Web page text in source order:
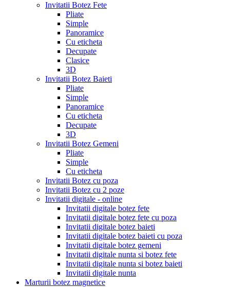
Invitatii Botez Fete
Pliate
Simple
Panoramice
Cu eticheta
Decupate
Clasice
3D
Invitatii Botez Baieti
Pliate
Simple
Panoramice
Cu eticheta
Decupate
3D
Invitatii Botez Gemeni
Pliate
Simple
Cu eticheta
Invitatii Botez cu poza
Invitatii Botez cu 2 poze
Invitatii digitale - online
Invitatii digitale botez fete
Invitatii digitale botez fete cu poza
Invitatii digitale botez baieti
Invitatii digitale botez baieti cu poza
Invitatii digitale botez gemeni
Invitatii digitale nunta si botez fete
Invitatii digitale nunta si botez baieti
Invitatii digitale nunta
Marturii botez magnetice